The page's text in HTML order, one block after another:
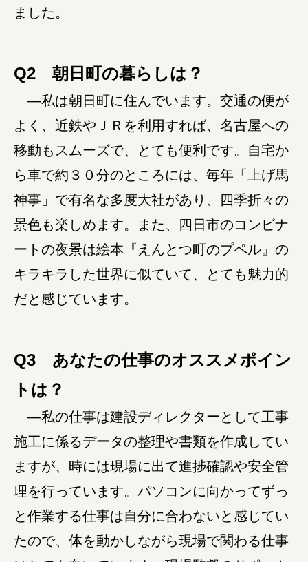
ました。
Q2 朝日町の暮らしは？
―私は朝日町に住んでいます。交通の便が
よく、近鉄やＪＲを利用すれば、名古屋への
移動もスムーズで、とても便利です。自宅か
ら車で約３０分のところには、毎年「上げ馬
神事」で有名な多度大社があり、四季折々の
景色も楽しめます。また、四日市のコンビナ
ートの夜景は絵本『えんとつ町のプペル』の
キラキラした世界に似ていて、とても魅力的
だと感じています。
Q3 あなたの仕事のオススメポイン
トは？
―私の仕事は建設ディレクターとして工事
施工に係るデータの整理や書類を作成してい
ますが、時には現場に出て進捗確認や安全管
理を行っています。パソコンに向かってずっ
と作業する仕事は自分に合わないと感じてい
たので、体を動かしながら現場で関わる仕事